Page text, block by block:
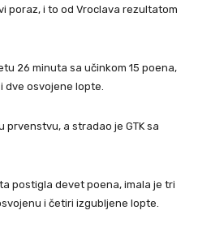
poraz, i to od Vroclava rezultatom
26 minuta sa učinkom 15 poena,
dve osvojene lopte.
a stradao je GTK sa
postigla devet poena, imala je tri
i četiri izgubljene lopte.